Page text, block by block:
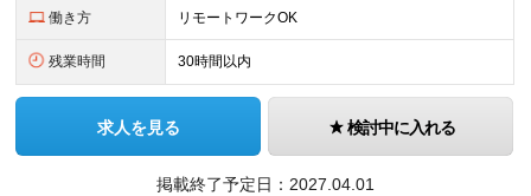
働き方 リモートワークOK
残業時間 30時間以内
求人を見る 検討中に入れる
掲載終了予定日： 2027.04.01